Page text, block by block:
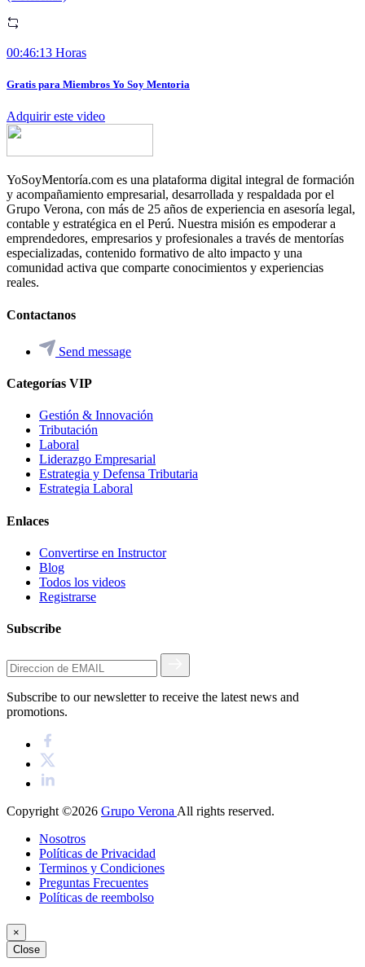
00:46:13 Horas
Gratis para Miembros Yo Soy Mentoria
Adquirir este video
YoSoyMentoría.com es una plataforma digital integral de formación
y acompañamiento empresarial, desarrollada y respaldada por el
Grupo Verona, con más de 25 años de experiencia en asesoría legal,
contable y estratégica en el Perú. Nuestra misión es empoderar a
emprendedores, empresarios y profesionales a través de mentorías
especializadas, contenido formativo de alto impacto y una
comunidad activa que comparte conocimientos y experiencias
reales.
Contactanos
Send message
Categorías VIP
Gestión & Innovación
Tributación
Laboral
Liderazgo Empresarial
Estrategia y Defensa Tributaria
Estrategia Laboral
Enlaces
Convertirse en Instructor
Blog
Todos los videos
Registrarse
Subscribe
Subscribe to our newsletter to receive the latest news and
promotions.
Copyright ©2026 Grupo Verona All rights reserved.
Nosotros
Políticas de Privacidad
Terminos y Condiciones
Preguntas Frecuentes
Políticas de reembolso
×
Close